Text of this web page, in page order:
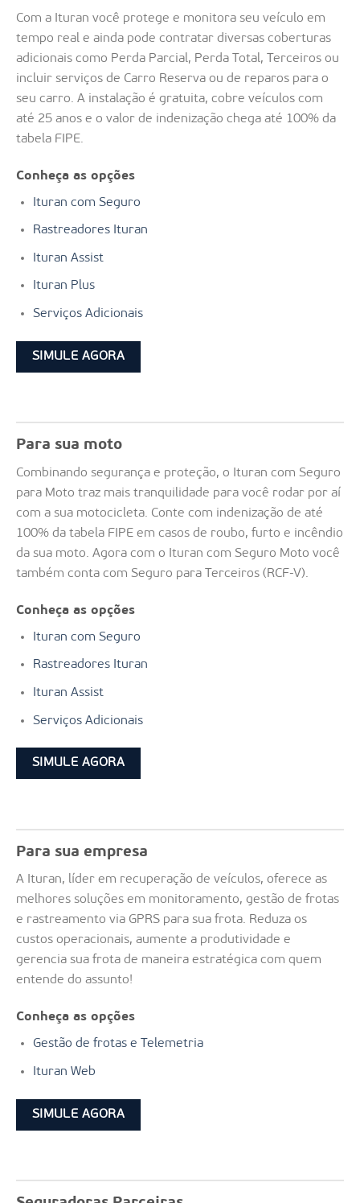
Com a Ituran você protege e monitora seu veículo em
tempo real e ainda pode contratar diversas coberturas
adicionais como Perda Parcial, Perda Total, Terceiros ou
incluir serviços de Carro Reserva ou de reparos para o
seu carro. A instalação é gratuita, cobre veículos com
até 25 anos e o valor de indenização chega até 100% da
tabela FIPE.
Conheça as opções
Ituran com Seguro
Rastreadores Ituran
Ituran Assist
Ituran Plus
Serviços Adicionais
SIMULE AGORA
Para sua moto
Combinando segurança e proteção, o Ituran com Seguro
para Moto traz mais tranquilidade para você rodar por aí
com a sua motocicleta. Conte com indenização de até
100% da tabela FIPE em casos de roubo, furto e incêndio
da sua moto. Agora com o Ituran com Seguro Moto você
também conta com Seguro para Terceiros (RCF-V).
Conheça as opções
Ituran com Seguro
Rastreadores Ituran
Ituran Assist
Serviços Adicionais
SIMULE AGORA
Para sua empresa
A Ituran, líder em recuperação de veículos, oferece as
melhores soluções em monitoramento, gestão de frotas
e rastreamento via GPRS para sua frota. Reduza os
custos operacionais, aumente a produtividade e
gerencia sua frota de maneira estratégica com quem
entende do assunto!
Conheça as opções
Gestão de frotas e Telemetria
Ituran Web
SIMULE AGORA